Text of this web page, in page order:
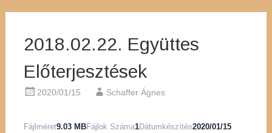
2018.02.22. Együttes
Előterjesztések
2020/01/15 Schaffer Ágnes
Fájlméret9.03 MBFájlok Száma1Dátumkészítés2020/01/15